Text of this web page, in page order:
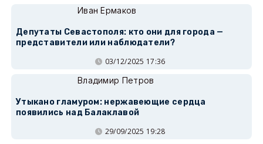
Иван Ермаков
Депутаты Севастополя: кто они для города —
представители или наблюдатели?
03/12/2025 17:36
Владимир Петров
Утыкано гламуром: нержавеющие сердца
появились над Балаклавой
29/09/2025 19:28